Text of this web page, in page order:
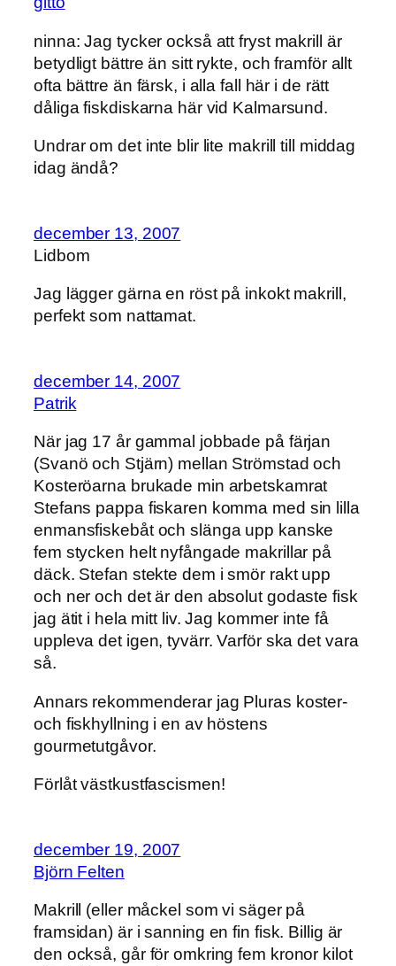
ninna: Jag tycker också att fryst makrill är
betydligt bättre än sitt rykte, och framför allt
ofta bättre än färsk, i alla fall här i de rätt
dåliga fiskdiskarna här vid Kalmarsund.
Undrar om det inte blir lite makrill till middag
idag ändå?
december 13, 2007
Lidbom
Jag lägger gärna en röst på inkokt makrill,
perfekt som nattamat.
december 14, 2007
Patrik
När jag 17 år gammal jobbade på färjan
(Svanö och Stjärn) mellan Strömstad och
Kosteröarna brukade min arbetskamrat
Stefans pappa fiskaren komma med sin lilla
enmansfiskebåt och slänga upp kanske
fem stycken helt nyfångade makrillar på
däck. Stefan stekte dem i smör rakt upp
och ner och det är den absolut godaste fisk
jag ätit i hela mitt liv. Jag kommer inte få
uppleva det igen, tyvärr. Varför ska det vara
så.
Annars rekommenderar jag Pluras koster-
och fiskhyllning i en av höstens
gourmetutgåvor.
Förlåt västkustfascismen!
december 19, 2007
Björn Felten
Makrill (eller måckel som vi säger på
framsidan) är i sanning en fin fisk. Billig är
den också, går för omkring fem kronor kilot